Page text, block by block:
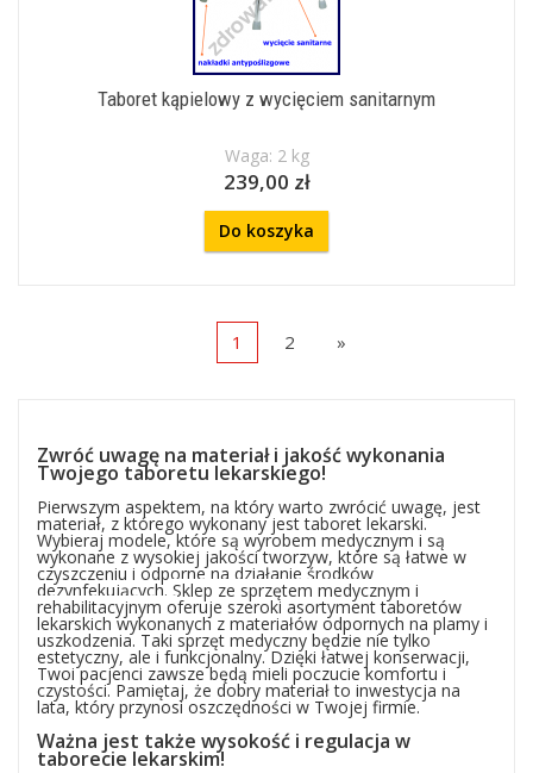
Taboret kąpielowy z wycięciem sanitarnym
Waga: 2 kg
239,00 zł
Do koszyka
1 2 »
Zwróć uwagę na materiał i jakość wykonania
Twojego taboretu lekarskiego!
Pierwszym aspektem, na który warto zwrócić uwagę, jest
materiał, z którego wykonany jest taboret lekarski.
Wybieraj modele, które są wyrobem medycznym i są
wykonane z wysokiej jakości tworzyw, które są łatwe w
czyszczeniu i odporne na działanie środków
dezynfekujących. Sklep ze sprzętem medycznym i
rehabilitacyjnym oferuje szeroki asortyment taboretów
lekarskich wykonanych z materiałów odpornych na plamy i
uszkodzenia. Taki sprzęt medyczny będzie nie tylko
estetyczny, ale i funkcjonalny. Dzięki łatwej konserwacji,
Twoi pacjenci zawsze będą mieli poczucie komfortu i
czystości. Pamiętaj, że dobry materiał to inwestycja na
lata, który przynosi oszczędności w Twojej firmie.
Ważna jest także wysokość i regulacja w
taborecie lekarskim!